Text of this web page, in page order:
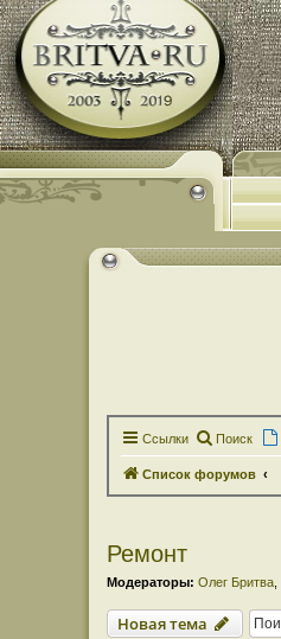
Ссылки Поиск
Список форумов
Ремонт
Модераторы: Олег Бритва
Новая тема